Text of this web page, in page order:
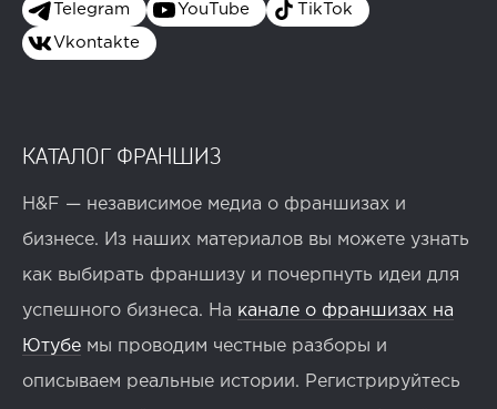
Telegram YouTube TikTok
Vkontakte
КАТАЛОГ ФРАНШИЗ
H&F — независимое медиа о франшизах и
бизнесе. Из наших материалов вы можете узнать
как выбирать франшизу и почерпнуть идеи для
успешного бизнеса. На канале о франшизах на
Ютубе мы проводим честные разборы и
описываем реальные истории. Регистрируйтесь